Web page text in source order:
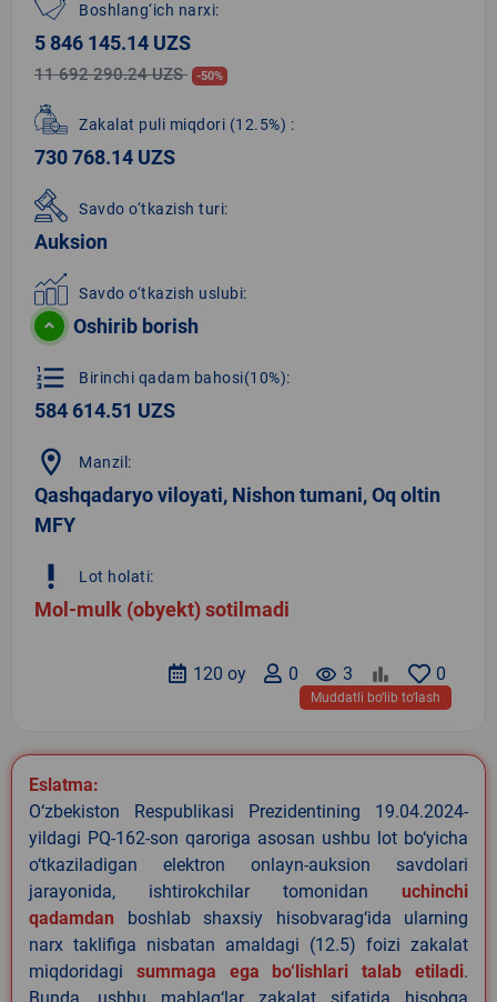
Boshlang‘ich narxi:
5 846 145.14 UZS
11 692 290.24 UZS -50%
Zakalat puli miqdori (12.5%) :
730 768.14 UZS
Savdo o‘tkazish turi:
Auksion
Savdo o‘tkazish uslubi:
Oshirib borish
format_list_numbered Birinchi qadam bahosi(10%):
584 614.51 UZS
location_on Manzil:
Qashqadaryo viloyati, Nishon tumani, Oq oltin
MFY
priority_high Lot holati:
Mol-mulk (obyekt) sotilmadi
0
remove_red_eye 3
0
120 oy
Muddatli bo‘lib to‘lash
Eslatma:
O‘zbekiston Respublikasi Prezidentining 19.04.2024-
yildagi PQ-162-son qaroriga asosan ushbu lot bo‘yicha
o‘tkaziladigan elektron onlayn-auksion savdolari
jarayonida, ishtirokchilar tomonidan uchinchi
qadamdan boshlab shaxsiy hisobvarag‘ida ularning
narx taklifiga nisbatan amaldagi (12.5) foizi zakalat
miqdoridagi summaga ega bo‘lishlari talab etiladi.